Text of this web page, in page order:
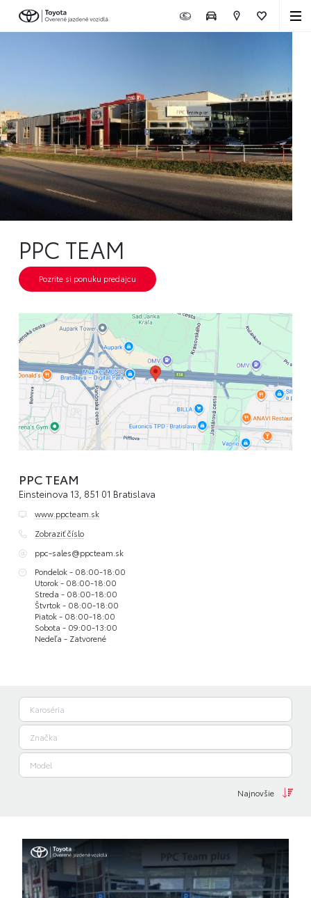
PPC TEAM
Pozrite si ponuku predajcu
PPC TEAM
Einsteinova 13, 851 01 Bratislava
www.ppcteam.sk
Zobraziť číslo
ppc-sales@ppcteam.sk
Pondelok - 08:00-18:00
Utorok - 08:00-18:00
Streda - 08:00-18:00
Štvrtok - 08:00-18:00
Piatok - 08:00-18:00
Sobota - 09:00-13:00
Nedeľa - Zatvorené
Najnovšie